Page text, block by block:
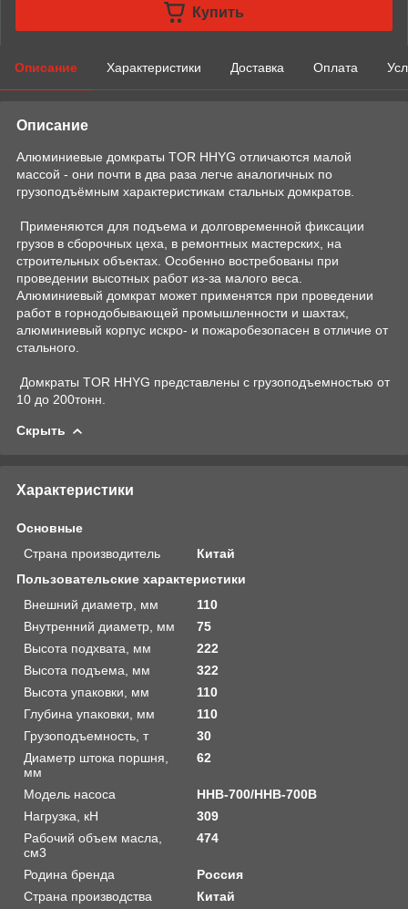
Купить
Описание Характеристики Доставка Оплата
Описание
Алюминиевые домкраты TOR HHYG отличаются малой
массой - они почти в два раза легче аналогичных по
грузоподъёмным характеристикам стальных домкратов.
Применяются для подъема и долговременной фиксации
грузов в сборочных цеха, в ремонтных мастерских, на
строительных объектах. Особенно востребованы при
проведении высотных работ из-за малого веса.
Алюминиевый домкрат может применятся при проведении
работ в горнодобывающей промышленности и шахтах,
алюминиевый корпус искро- и пожаробезопасен в отличие от
стального.
Домкраты TOR HHYG представлены с грузоподъемностью от
10 до 200тонн.
Скрыть
Характеристики
Основные
Страна производитель
Китай
Пользовательские характеристики
Внешний диаметр, мм
110
Внутренний диаметр, мм
75
Высота подхвата, мм
222
Высота подъема, мм
322
Высота упаковки, мм
110
Глубина упаковки, мм
110
Грузоподъемность, т
30
Диаметр штока поршня,
мм
62
Модель насоса
HHB-700/HHB-700B
Нагрузка, кН
309
Рабочий объем масла,
см3
474
Родина бренда
Россия
Страна производства
Китай